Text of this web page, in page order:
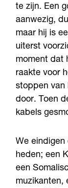
te zijn. Een
aanwezig,
maar hij is
uiterst
moment dat
raakte voor
stoppen van
door. Toen
kabels
We eindigen
heden; een
een
muzikanten,